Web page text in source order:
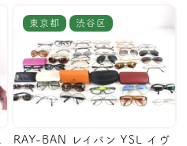
東京都 渋谷区
RAY-BAN レイバン YSL イヴ